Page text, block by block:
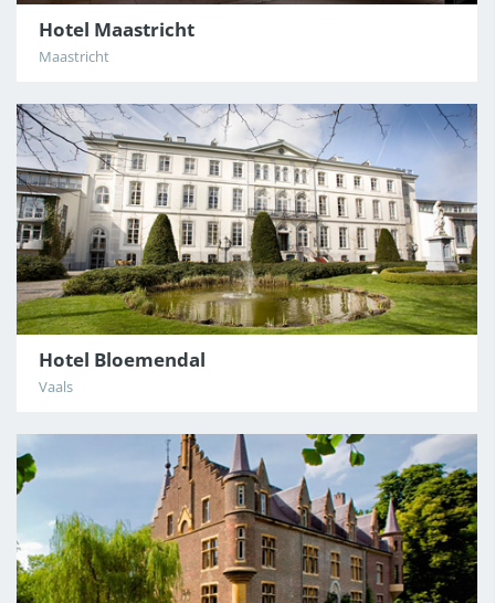
Hotel Maastricht
Maastricht
Hotel Bloemendal
Vaals